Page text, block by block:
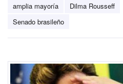
amplia mayoría
Dilma Rousseff
Senado brasileño